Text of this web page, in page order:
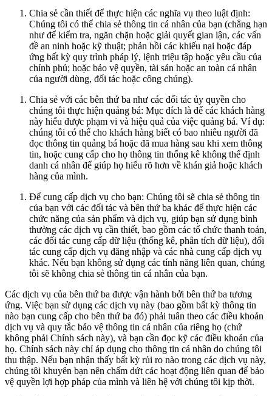
Chia sẻ cần thiết để thực hiện các nghĩa vụ theo luật định:
Chúng tôi có thể chia sẻ thông tin cá nhân của bạn (chẳng hạn
như để kiểm tra, ngăn chặn hoặc giải quyết gian lận, các vấn
đề an ninh hoặc kỹ thuật; phản hồi các khiếu nại hoặc đáp
ứng bất kỳ quy trình pháp lý, lệnh triệu tập hoặc yêu cầu của
chính phủ; hoặc bảo vệ quyền, tài sản hoặc an toàn cá nhân
của người dùng, đối tác hoặc công chúng).
Chia sẻ với các bên thứ ba như các đối tác ủy quyền cho
chúng tôi thực hiện quảng bá: Mục đích là để các khách hàng
này hiểu được phạm vi và hiệu quả của việc quảng bá. Ví dụ:
chúng tôi có thể cho khách hàng biết có bao nhiêu người đã
đọc thông tin quảng bá hoặc đã mua hàng sau khi xem thông
tin, hoặc cung cấp cho họ thông tin thống kê không thể định
danh cá nhân để giúp họ hiểu rõ hơn về khán giả hoặc khách
hàng của mình.
Để cung cấp dịch vụ cho bạn: Chúng tôi sẽ chia sẻ thông tin
của bạn với các đối tác và bên thứ ba khác để thực hiện các
chức năng của sản phẩm và dịch vụ, giúp bạn sử dụng bình
thường các dịch vụ cần thiết, bao gồm các tổ chức thanh toán,
các đối tác cung cấp dữ liệu (thống kê, phân tích dữ liệu), đối
tác cung cấp dịch vụ đăng nhập và các nhà cung cấp dịch vụ
khác. Nếu bạn không sử dụng các tính năng liên quan, chúng
tôi sẽ không chia sẻ thông tin cá nhân của bạn.
Các dịch vụ của bên thứ ba được vận hành bởi bên thứ ba tương
ứng. Việc bạn sử dụng các dịch vụ này (bao gồm bất kỳ thông tin
nào bạn cung cấp cho bên thứ ba đó) phải tuân theo các điều khoản
dịch vụ và quy tắc bảo vệ thông tin cá nhân của riêng họ (chứ
không phải Chính sách này), và bạn cần đọc kỹ các điều khoản của
họ. Chính sách này chỉ áp dụng cho thông tin cá nhân do chúng tôi
thu thập. Nếu bạn nhận thấy bất kỳ rủi ro nào trong các dịch vụ này,
chúng tôi khuyên bạn nên chấm dứt các hoạt động liên quan để bảo
vệ quyền lợi hợp pháp của mình và liên hệ với chúng tôi kịp thời.